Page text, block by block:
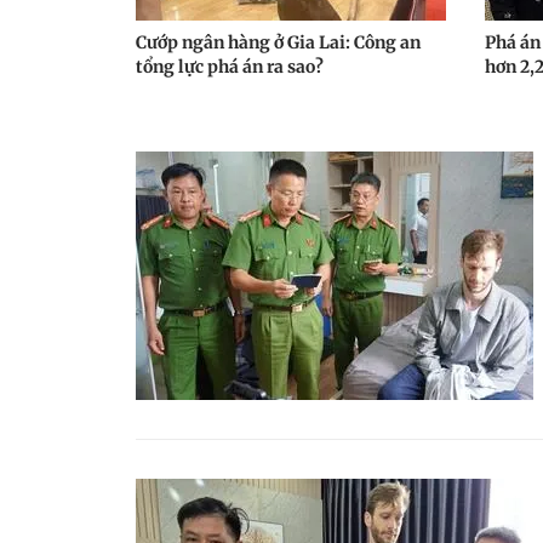
Cướp ngân hàng ở Gia Lai: Công an
tổng lực phá án ra sao?
Phá
hơn